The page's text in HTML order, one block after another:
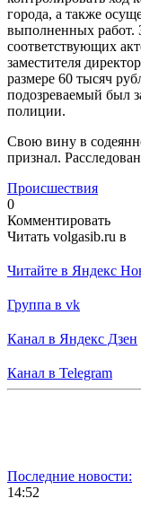
города, а также
выполненных работ.
соответствующих
заместителя
размере 60 тысяч
подозреваемый был
полиции.
Свою вину в
признал.
Происшествия
0
Комментировать
Читать volgasib.ru в
Читайте в Яндекс
Группа в vk
Канал в Яндекс Дзен
Канал в Telegram
Последние новости:
14:52